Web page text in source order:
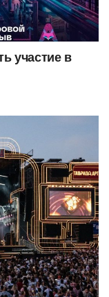
участие в